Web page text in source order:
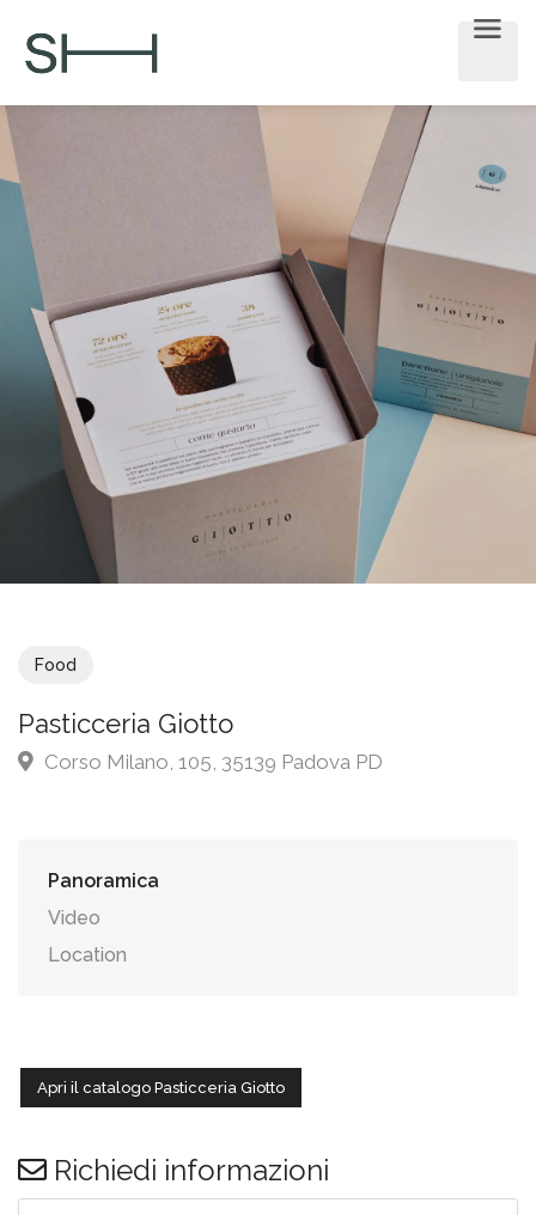
Food
Pasticceria Giotto
Corso Milano, 105, 35139 Padova PD
Panoramica
Video
Location
Apri il catalogo Pasticceria Giotto
Richiedi informazioni